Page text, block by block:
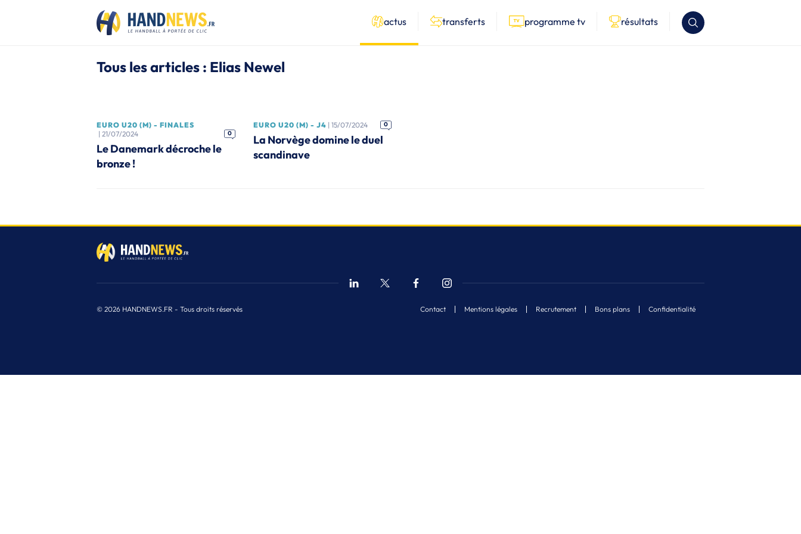
actus transferts programme tv résultats
Tous les articles : Elias Newel
EURO U20 (M) - FINALES
| 21/07/2024
0
Le Danemark décroche le
bronze !
EURO U20 (M) - J4 | 15/07/2024 0
La Norvège domine le duel
scandinave
© 2026 HANDNEWS.FR - Tous droits réservés Contact Mentions légales Recrutement Bons plans Confidentialité